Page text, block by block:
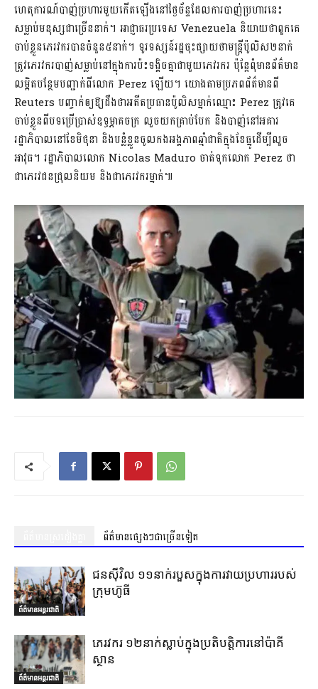
ហេតុការណ៍បាញ់ប្រហារមួយកើតឡើងនៅថ្ងៃច័ន្ទដែលការបាញ់ប្រហារនេះ
សម្លាប់មនុស្សជាច្រើននាក់។ អាជ្ញាធរប្រទេស Venezuela និយាយថាពួកគេ
ចាប់ខ្លួនភេរវករបានចំនួន៥នាក់។ ទូរទស្សន៍រដ្ឋចុះផ្សាយថាមន្ត្រីប៉ូលិស២នាក់
ត្រូវភេរវករបាញ់សម្លាប់នៅក្នុងការប៉ះទង្គិចគ្នាជាមួយភេវរករ ប៉ុន្តែពុំមានព័ត៌មាន
លម្អិតបន្ថែមបញ្ជាក់ពីលោក Perez ឡើយ។ យោងតាមប្រភពព័ត៌មានពី
Reuters បញ្ចាក់ឲ្យឱ្យដឹងថាអតីតប្រធានប៉ូលិសម្នាក់ឈ្មោះ Perez ត្រូវគេ
ចាប់ខ្លួនពីបទប្រើប្រាស់ឧទ្ធម្ភាគចក្រ លួចយកគ្រាប់បែក និងបាញ់នៅអគារ
រដ្ឋាភិបាលនៅខែមិថុនា និងបន្លំខ្លួនចូលកងអង្គភាពឆ្មាំជាតិក្នុងខែធ្នូដើម្បីលួច
អាវុធ។ រដ្ឋាភិបាលលោក Nicolas Maduro ចាត់ទុកលោក Perez ថា
ជាភេរវជនជ្រុលនិយម និងជាភេរវករម្នាក់៕
ព័ត៌មានផ្សេងៗជាច្រើនទៀត
ព័ត៌មានអន្តរជាតិ
ជនស៊ីវិល ១១នាក់របួសក្នុងការវាយប្រហាររបស់
ក្រុមហ៊ូធី
ព័ត៌មានអន្តរជាតិ
ភេរវករ ១២នាក់ស្លាប់ក្នុងប្រតិបត្តិការនៅប៉ាគី
ស្ថាន